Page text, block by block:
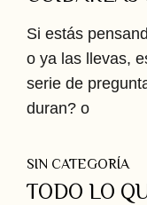
Si estás
o ya las llevas,
serie de
duran? o
SIN CATEGORÍA
TODO LO